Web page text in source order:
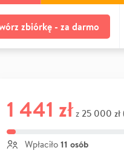
zbiórkę - za darmo
1 441 zł z 25 000 zł
Wpłaciło 11 osób